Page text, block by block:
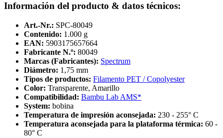
Información del producto & datos técnicos:
Art.-Nr.: SPC-80049
Contenido: 1.000 g
EAN: 5903175657664
Fabricante N.º: 80049
Marcas (Fabricantes): Spectrum
Diámetro: 1,75 mm
Tipos de productos: Filamento PET / Copolyester
Color: Transparente, Amarillo
Compatibilidad: Bambu Lab AMS*
System: bobina
Temperatura de impresión aconsejada: 230 - 255° C
Temperatura aconsejada para la plataforma térmica: 60 -
80° C